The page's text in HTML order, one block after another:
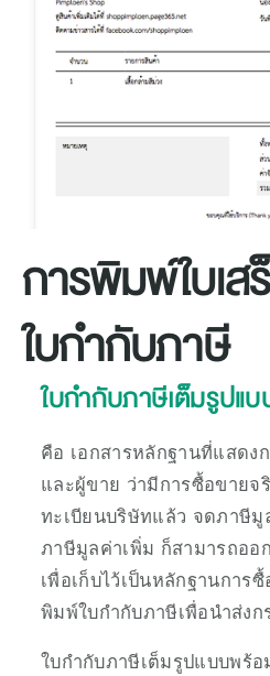
การพิมพ์ใบเส
ใบกำกับภาษี
ใบกำกับภาษีเต็มรูปแ
คือ เอกสารหลักฐานที่แสดง
และผู้ขาย ว่ามีการซื้อขายจ
ทะเบียนบริษัทแล้ว จดภาษีมู
ภาษีมูลค่าเพิ่ม ก็สามารถออ
เพื่อเก็บไว้เป็นหลักฐานการ
พิมพ์ใบกำกับภาษีเพื่อนำส่งก
ใบกำกับภาษีเต็มรูปแบบพร้